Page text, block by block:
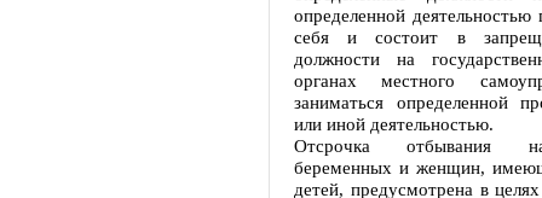
определенной деятельностью
себя и состоит в
должности на
органах местного
заниматься определенной
или иной деятельностью.
Отсрочка отбывания
беременных и женщин,
детей, предусмотрена в